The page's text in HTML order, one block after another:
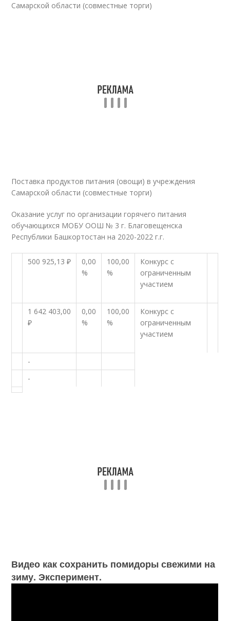
Самарской области (совместные торги)
Поставка продуктов питания (овощи) в учреждения
Самарской области (совместные торги)
Оказание услуг по организации горячего питания
обучающихся МОБУ ООШ № 3 г. Благовещенска
Республики Башкортостан на 2020-2022 г.г.
500 925,13 ₽
0,00
%
100,00
%
Конкурс с
ограниченным
участием
1 642 403,00
₽
0,00
%
100,00
%
Конкурс с
ограниченным
участием
-
-
Видео как сохранить помидоры свежими на
зиму. Эксперимент.